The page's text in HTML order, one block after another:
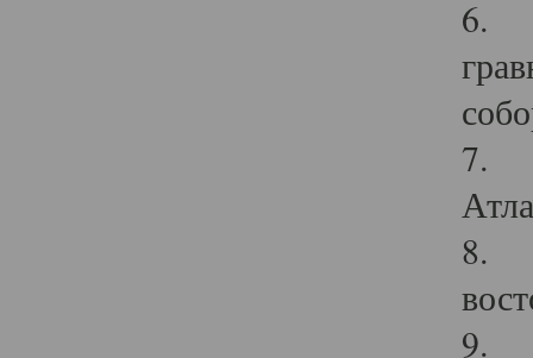
6.
7.
8.
9.